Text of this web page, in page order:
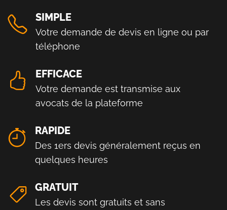
SIMPLE
Votre demande de devis en ligne ou par
téléphone
EFFICACE
Votre demande est transmise aux
avocats de la plateforme
RAPIDE
Des 1ers devis généralement reçus en
quelques heures
GRATUIT
Les devis sont gratuits et sans